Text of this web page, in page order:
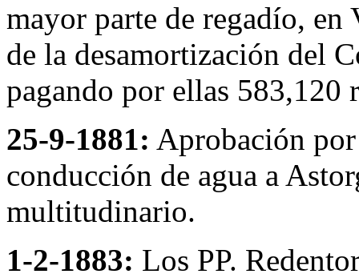
mayor parte de regadío,
de la desamortización del
pagando por ellas 583,120
25-9-1881: Aprobación
conducción de agua a
multitudinario.
1-2-1883: Los PP.